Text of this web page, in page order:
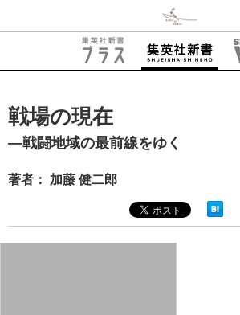
戦場の現在
―戦闘地域の最前線をゆく
著者： 加藤 健二郎